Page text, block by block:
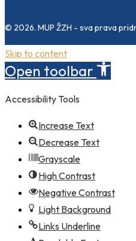
© 2026. MUP ŽZH - sva prava
Skip to content
Open toolbar
Accessibility Tools
Increase Text
Decrease Text
Grayscale
High Contrast
Negative Contrast
Light Background
Links Underline